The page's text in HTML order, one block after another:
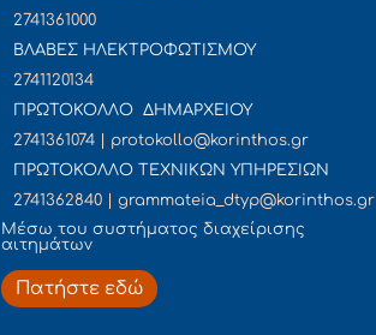
2741361000
ΒΛΑΒΕΣ ΗΛΕΚΤΡΟΦΩΤΙΣΜΟΥ
2741120134
ΠΡΩΤΟΚΟΛΛΟ ΔΗΜΑΡΧΕΙΟΥ
2741361074 | protokollo@korinthos.gr
ΠΡΩΤΟΚΟΛΛΟ ΤΕΧΝΙΚΩΝ ΥΠΗΡΕΣΙΩΝ
2741362840 | grammateia_dtyp@korinthos.gr
Mέσω του συστήματος διαχείρισης
αιτημάτων
Πατήστε εδώ